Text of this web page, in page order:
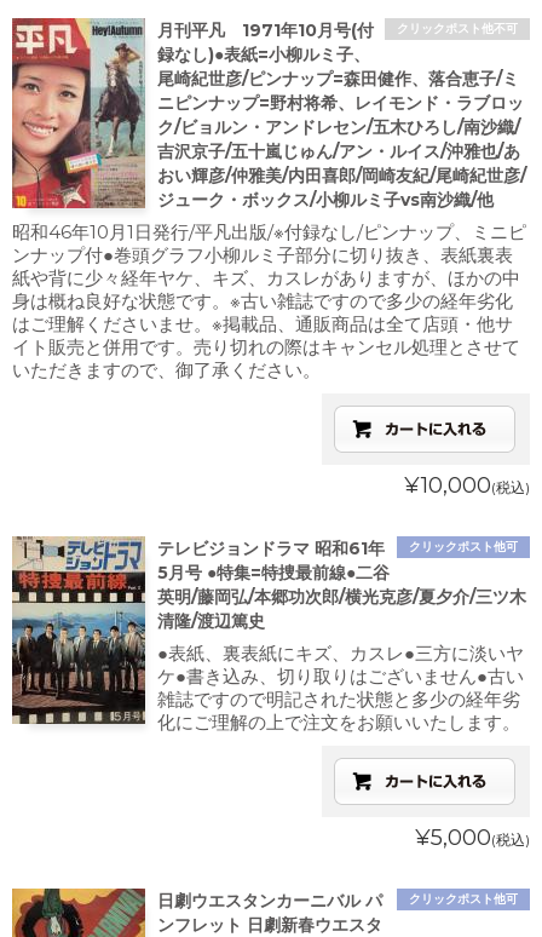
クリックポスト他不可
月刊平凡 1971年10月号(付
録なし)●表紙=小柳ルミ子、
尾崎紀世彦/ピンナップ=森田健作、落合恵子/ミ
ニピンナップ=野村将希、レイモンド・ラブロッ
ク/ビョルン・アンドレセン/五木ひろし/南沙織/
吉沢京子/五十嵐じゅん/アン・ルイス/沖雅也/あ
おい輝彦/仲雅美/内田喜郎/岡崎友紀/尾崎紀世彦/
ジューク・ボックス/小柳ルミ子vs南沙織/他
昭和46年10月1日発行/平凡出版/※付録なし/ピンナップ、ミニピ
ンナップ付●巻頭グラフ小柳ルミ子部分に切り抜き、表紙裏表
紙や背に少々経年ヤケ、キズ、カスレがありますが、ほかの中
身は概ね良好な状態です。※古い雑誌ですので多少の経年劣化
はご理解くださいませ。※掲載品、通販商品は全て店頭・他サ
イト販売と併用です。売り切れの際はキャンセル処理とさせて
いただきますので、御了承ください。
¥10,000(税込)
クリックポスト他可
テレビジョンドラマ 昭和61年
5月号 ●特集=特捜最前線●二谷
英明/藤岡弘/本郷功次郎/横光克彦/夏夕介/三ツ木
清隆/渡辺篤史
●表紙、裏表紙にキズ、カスレ●三方に淡いヤ
ケ●書き込み、切り取りはございません●古い
雑誌ですので明記された状態と多少の経年劣
化にご理解の上で注文をお願いいたします。
¥5,000(税込)
クリックポスト他可
日劇ウエスタンカーニバル パ
ンフレット 日劇新春ウエスタ